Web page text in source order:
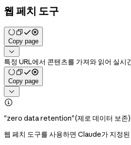
웹 페치 도구
Copy page

특정 URL에서 콘텐츠를 가져와 읽어 실
Copy page


"zero data retention"(제로 데이터 보존),
웹 페치 도구를 사용하면 Claude가 지정